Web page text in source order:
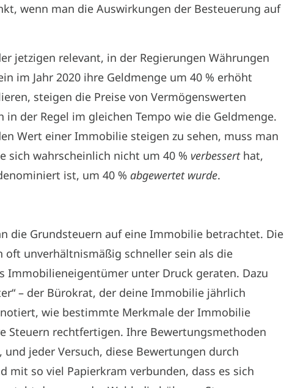
wenn man die Auswirkungen der Besteuerung auf
jetzigen relevant, in der Regierungen Währungen
im Jahr 2020 ihre Geldmenge um 40 % erhöht
steigen die Preise von Vermögenswerten
der Regel im gleichen Tempo wie die Geldmenge.
Wert einer Immobilie steigen zu sehen, muss man
sich wahrscheinlich nicht um 40 % verbesserthat,
ist, um 40 % abgewertet wurde.
die Grundsteuern auf eine Immobilie betrachtet. Die
oft unverhältnismäßig schneller sein als die
Immobilieneigentümer unter Druck geraten. Dazu
– der Bürokrat, der deine Immobilie jährlich
wie bestimmte Merkmale der Immobilie
Steuern rechtfertigen. Ihre Bewertungsmethoden
jeder Versuch, diese Bewertungen durch
mit so viel Papierkram verbunden, dass es sich